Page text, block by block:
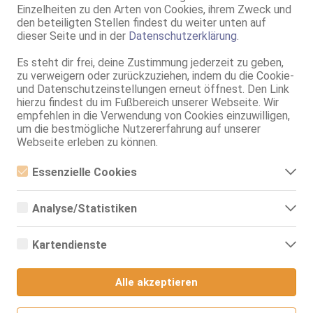
Einzelheiten zu den Arten von Cookies, ihrem Zweck und
den beteiligten Stellen findest du weiter unten auf
dieser Seite und in der Datenschutzerklärung
Es steht dir frei, deine Zustimmung jederzeit zu geben,
zu verweigern oder zurückzuziehen, indem du die Cookie-
und Datenschutzeinstellungen erneut öffnest. Den Link
hierzu findest du im Fußbereich unserer Webseite. Wir
empfehlen in die Verwendung von Cookies einzuwilligen,
um die bestmögliche Nutzererfahrung auf unserer
Webseite erleben zu können.
Essenzielle Cookies
Essenzielle Cookies sind alle notwendigen Cookies, die für den
ermöglicht werden. Die Webseite kann ohne diese Cookies nicht
Analyse/Statistiken
Analyse- bzw. Statistikcookies sind Cookies, die der Analyse der
Zugriffsstatistiken dienen. Sie helfen den Webseiten-Besitzern zu
Informationen anonym gesammelt und gemeldet werden.
Kartendienste
Wenn Sie Google Maps auf unserer Webseite nutzen, können
Informationen über Ihre Benutzung dieser Seite sowie Ihre IP-
Alle akzeptieren
28 Jahre, 70G, KF 36, 1.74m, 62 kg, total rasiert, deutsch
Angel
21 Jahre, 70B, KF 34, 1.65m, 47 kg, total rasiert, osteuropäisch
ZK, 69, GF6, Franz b. Ihr, BV, MFF, Schmu., Kuscheln
Live Sex Cam
LIVE AliciaCute
Englisch
Salzgitter
Hanna
75B, KF 34, 1.65m, total rasiert, Latina
Salzgitter
Nahomi Exotische Latina